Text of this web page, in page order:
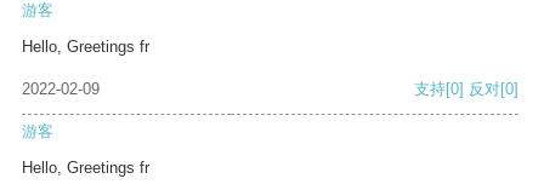
游客
Hello, Greetings fr
2022-02-09 支持[0] 反对[0]
游客
Hello, Greetings fr